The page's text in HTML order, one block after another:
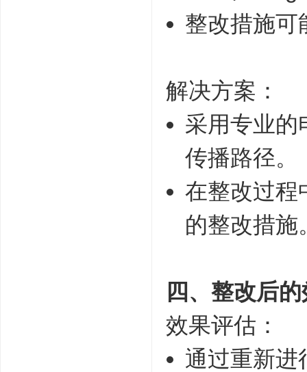
整改措施可
解决方案：
采用专业的
传播路径。
在整改过程
的整改措施
四、整改后
效果评估：
通过重新进